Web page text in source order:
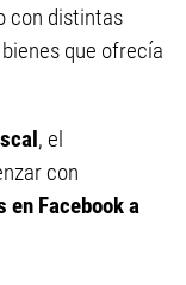
con distintas
que ofrecía
, el
con
Facebook a